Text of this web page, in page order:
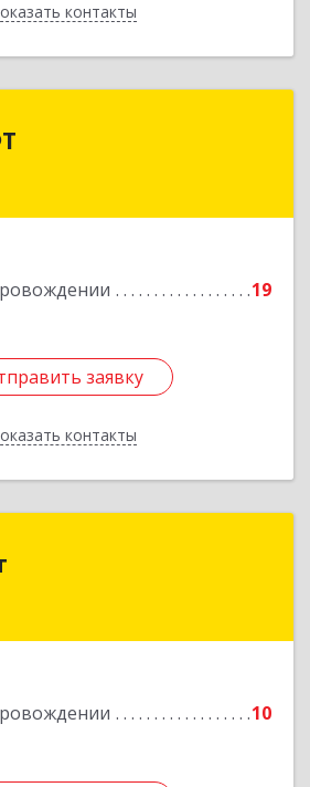
контакты
Назад
19
заявку
контакты
обл, Кингисеппский р-н,
заявку
Назад
10
обл, Выборгский р-н,